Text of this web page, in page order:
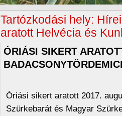
Tartózkodási hely:
aratott Helvécia és
ÓRIÁSI SIKERT
Óriási sikert aratott 2017.
Szürkebarát és Magyar